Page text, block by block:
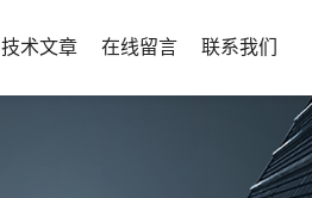
技术文章 在线留言 联系我们